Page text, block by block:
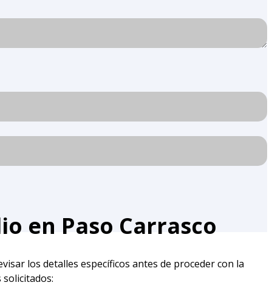
en Paso Carrasco
los detalles específicos antes de proceder con la